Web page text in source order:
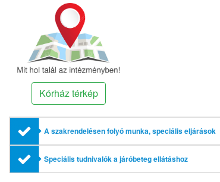
Kórház térkép
A szakrendelésen folyó munka, speciális eljárások
Speciális tudnivalók a járóbeteg ellátáshoz